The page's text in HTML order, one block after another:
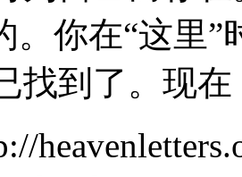
。你在“这里
找到了。现